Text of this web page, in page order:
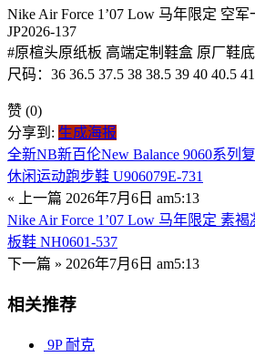
Nike Air Force 1’07 Low 马年限定 空
JP2026-137
#原楦头原纸板 高端定制鞋盒 原厂鞋
尺码：36 36.5 37.5 38 38.5 39 40 40.5
赞 (0)
分享到: 生成海报
全新NB新百伦New Balance 9060系列
休闲运动跑步鞋 U906079E-731
« 上一篇 2026年7月6日 am5:13
Nike Air Force 1’07 Low 马年限定 素
板鞋 NH0601-537
下一篇 » 2026年7月6日 am5:13
相关推荐
9P 耐克